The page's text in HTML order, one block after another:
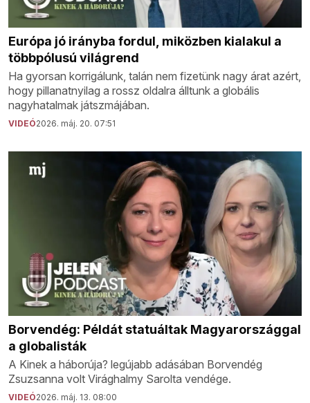
Európa jó irányba fordul, miközben kialakul a
többpólusú világrend
Ha gyorsan korrigálunk, talán nem fizetünk nagy árat azért,
hogy pillanatnyilag a rossz oldalra álltunk a globális
nagyhatalmak játszmájában.
VIDEÓ2026. máj. 20. 07:51
Borvendég: Példát statuáltak Magyarországgal
a globalisták
A Kinek a háborúja? legújabb adásában Borvendég
Zsuzsanna volt Virághalmy Sarolta vendége.
VIDEÓ2026. máj. 13. 08:00